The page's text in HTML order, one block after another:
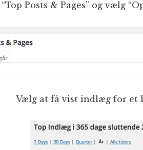
Posts & Pages” og vælg
Vælg at få vist indlæg for et